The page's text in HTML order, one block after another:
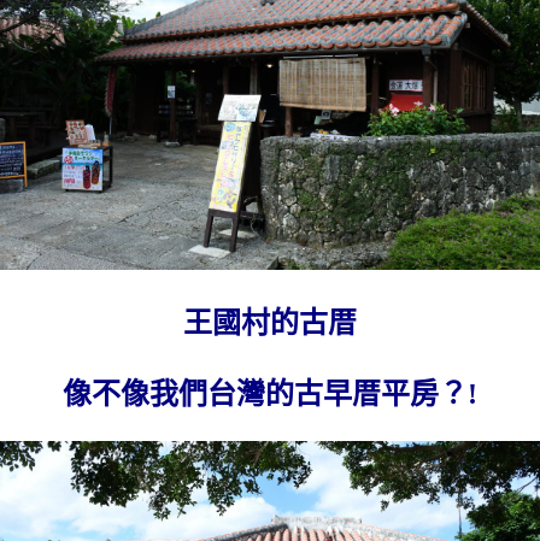
王國村的古厝
像不像我們台灣的古早厝平房？!